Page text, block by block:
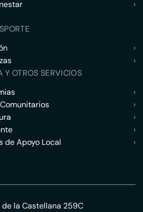
›
›
›
Y OTROS SERVICIOS
›
›
›
›
de Apoyo Local
›
de la Castellana 259C